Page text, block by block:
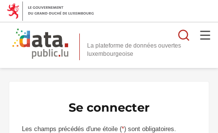
La plateforme de données ouvertes
Se connecter
Les champs précédés d'une étoile (*) sont obligatoires.